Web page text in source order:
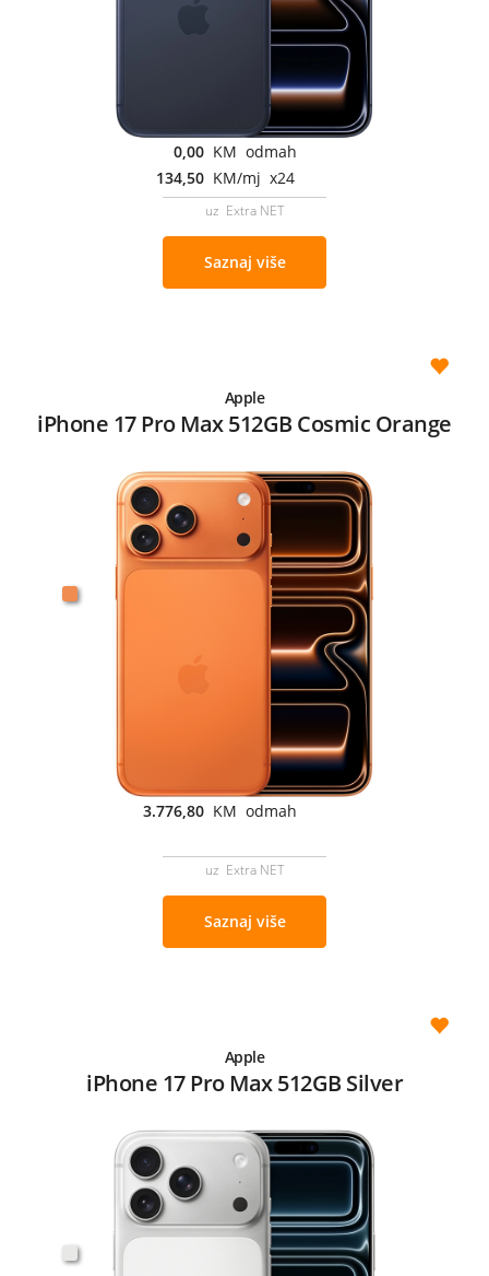
0,00 KM odmah
134,50 KM/mj x24
uz Extra NET
Saznaj više
Apple
iPhone 17 Pro Max 512GB Cosmic Orange
3.776,80 KM odmah
uz Extra NET
Saznaj više
Apple
iPhone 17 Pro Max 512GB Silver